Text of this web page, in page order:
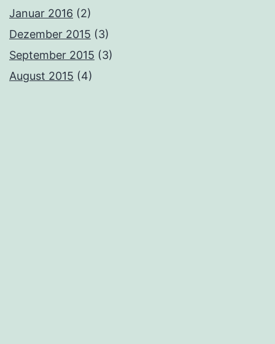
Januar 2016 (2)
Dezember 2015 (3)
September 2015 (3)
August 2015 (4)